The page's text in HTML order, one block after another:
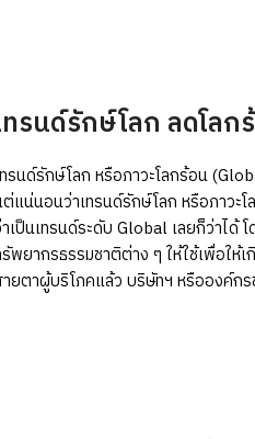
ทรนด์รักษ์โลก ลดโลก
รนด์รักษ์โลก หรือภาวะโลกร้อน
แน่นอนว่าเทรนด์รักษ์โลก หรือภาวะ
เป็นเทรนด์ระดับ Global เลยก็ว่าได้
พยากรธรรมชาติต่าง ๆ ให้ใช้เพื่อใ
ยตาผู้บริโภคแล้ว บริษัทฯ หรือองค์ก